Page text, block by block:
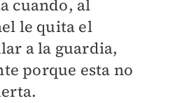
cuando, al
le quita el
a la guardia,
porque esta no